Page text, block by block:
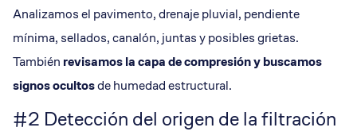
Analizamos el pavimento, drenaje pluvial, pendiente
mínima, sellados, canalón, juntas y posibles grietas.
También revisamos lacapa de compresióny buscamos
signos ocultosde humedad estructural.
#2 Detección del origen de la filtración